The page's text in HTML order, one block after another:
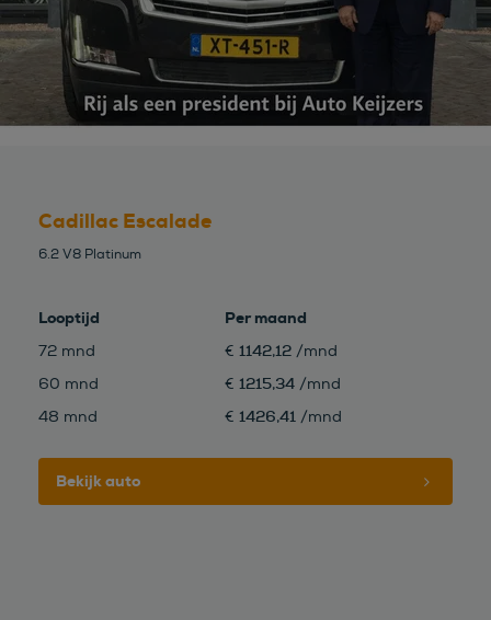
Cadillac Escalade
6.2 V8 Platinum
Looptijd Per maand
72 mnd € 1142,12 /mnd
60 mnd
€ 1215,34 /mnd
48 mnd
€ 1426,41 /mnd
Bekijk auto